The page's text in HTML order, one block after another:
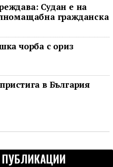
Судан е на
гражданска
чорба с ориз
в България